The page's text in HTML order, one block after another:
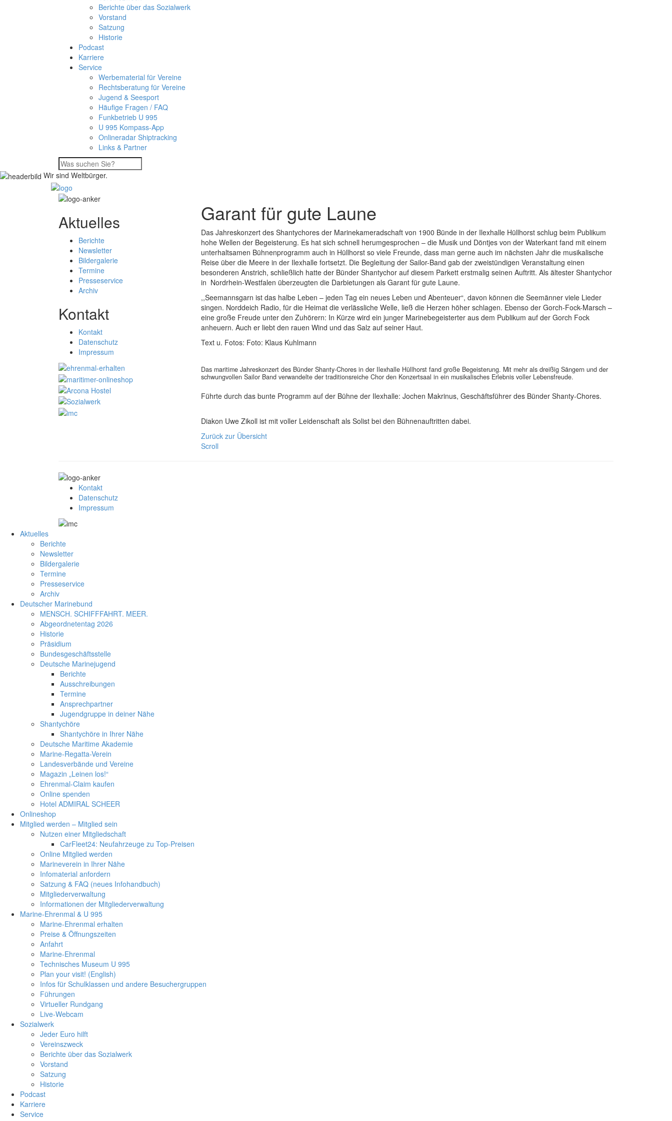
Berichte über das Sozialwerk
Vorstand
Satzung
Historie
Podcast
Karriere
Service
Werbematerial für Vereine
Rechtsberatung für Vereine
Jugend & Seesport
Häufige Fragen / FAQ
Funkbetrieb U 995
U 995 Kompass-App
Onlineradar Shiptracking
Links & Partner
Wir sind Weltbürger.
Aktuelles
Berichte
Newsletter
Bildergalerie
Termine
Presseservice
Archiv
Kontakt
Kontakt
Datenschutz
Impressum
Garant für gute Laune
Das Jahreskonzert des Shantychores der Marinekameradschaft von 1900 Bünde in der Ilexhalle Hüllhorst schlug beim Publikum
hohe Wellen der Begeisterung. Es hat sich schnell herumgesprochen – die Musik und Döntjes von der Waterkant fand mit einem
unterhaltsamen Bühnenprogramm auch in Hüllhorst so viele Freunde, dass man gerne auch im nächsten Jahr die musikalische
Reise über die Meere in der Ilexhalle fortsetzt. Die Begleitung der Sailor-Band gab der zweistündigen Veranstaltung einen
besonderen Anstrich, schließlich hatte der Bünder Shantychor auf diesem Parkett erstmalig seinen Auftritt. Als ältester Shantychor
in Nordrhein-Westfalen überzeugten die Darbietungen als Garant für gute Laune.
,,Seemannsgarn ist das halbe Leben – jeden Tag ein neues Leben und Abenteuer“, davon können die Seemänner viele Lieder
singen. Norddeich Radio, für die Heimat die verlässliche Welle, ließ die Herzen höher schlagen. Ebenso der Gorch-Fock-Marsch –
eine große Freude unter den Zuhörern: In Kürze wird ein junger Marinebegeisterter aus dem Publikum auf der Gorch Fock
anheuern. Auch er liebt den rauen Wind und das Salz auf seiner Haut.
Text u. Fotos: Foto: Klaus Kuhlmann
Das maritime Jahreskonzert des Bünder Shanty-Chores in der Ilexhalle Hüllhorst fand große Begeisterung. Mit mehr als dreißig Sängern und der
schwungvollen Sailor Band verwandelte der traditionsreiche Chor den Konzertsaal in ein musikalisches Erlebnis voller Lebensfreude.
Führte durch das bunte Programm auf der Bühne der Ilexhalle: Jochen Makrinus, Geschäftsführer des Bünder Shanty-Chores.
Diakon Uwe Zikoll ist mit voller Leidenschaft als Solist bei den Bühnenauftritten dabei.
Zurück zur Übersicht
Scroll
Kontakt
Datenschutz
Impressum
Aktuelles
Berichte
Newsletter
Bildergalerie
Termine
Presseservice
Archiv
Deutscher Marinebund
MENSCH. SCHIFFFAHRT. MEER.
Abgeordnetentag 2026
Historie
Präsidium
Bundesgeschäftsstelle
Deutsche Marinejugend
Berichte
Ausschreibungen
Termine
Ansprechpartner
Jugendgruppe in deiner Nähe
Shantychöre
Shantychöre in Ihrer Nähe
Deutsche Maritime Akademie
Marine-Regatta-Verein
Landesverbände und Vereine
Magazin „Leinen los!“
Ehrenmal-Claim kaufen
Online spenden
Hotel ADMIRAL SCHEER
Onlineshop
Mitglied werden – Mitglied sein
Nutzen einer Mitgliedschaft
CarFleet24: Neufahrzeuge zu Top-Preisen
Online Mitglied werden
Marineverein in Ihrer Nähe
Infomaterial anfordern
Satzung & FAQ (neues Infohandbuch)
Mitgliederverwaltung
Informationen der Mitgliederverwaltung
Marine-Ehrenmal & U 995
Marine-Ehrenmal erhalten
Preise & Öffnungszeiten
Anfahrt
Marine-Ehrenmal
Technisches Museum U 995
Plan your visit! (English)
Infos für Schulklassen und andere Besuchergruppen
Führungen
Virtueller Rundgang
Live-Webcam
Sozialwerk
Jeder Euro hilft
Vereinszweck
Berichte über das Sozialwerk
Vorstand
Satzung
Historie
Podcast
Karriere
Service